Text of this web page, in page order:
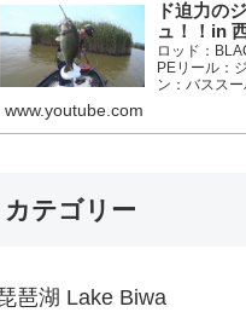
ド迫力の
ュ！！in
ロッド：
PEリール：
ン：バスス
www.youtube.com
カテゴリー
琶湖 Lake Biwa